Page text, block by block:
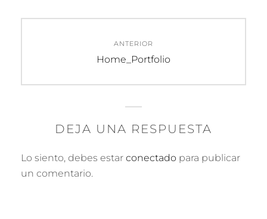
entradas
ANTERIOR
Entrada
Home_Portfolio
DEJA UNA RESPUESTA
Lo siento, debes estar conectado para publicar
un comentario.